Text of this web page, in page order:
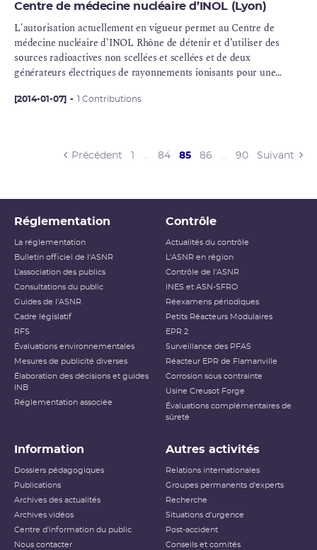
Centre de médecine nucléaire d’INOL (Lyon)
L'autorisation actuellement en vigueur permet au Centre de
médecine nucléaire d’INOL Rhône de détenir et d’utiliser des
sources radioactives non scellées et scellées et de deux
générateurs électriques de rayonnements ionisants pour une
de thérapie.
[2014-01-07] 1 Contributions
Précédent … 84 85(current)
86 … 90 Suivant
Réglementation
La réglementation
Bulletin officiel de l'ASNR
L’association des publics
Consultations du public
Guides de l'ASNR
Cadre législatif
RFS
Évaluations environnementales
Mesures de publicité diverses
Élaboration des décisions et guides
INB
Réglementation associée
Contrôle
Actualités du contrôle
L'ASNR en région
Contrôle de l'ASNR
INES et ASN-SFRO
Réexamens périodiques
Petits Réacteurs Modulaires
EPR 2
Surveillance des PFAS
Réacteur EPR de Flamanville
Corrosion sous contrainte
Usine Creusot Forge
Évaluations complémentaires de
sûreté
Information
Dossiers pédagogiques
Publications
Archives des actualités
Archives vidéos
Centre d'information du public
Nous contacter
Autres activités
Relations internationales
Groupes permanents d'experts
Recherche
Situations d'urgence
Post-accident
Conseils et comités